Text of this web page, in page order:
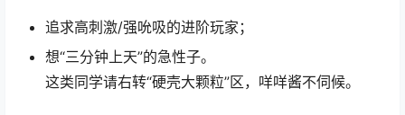
追求高刺激/强吮吸的进阶玩家；
想“三分钟上天”的急性子。
这类同学请右转“硬壳大颗粒”区，咩咩酱不伺候。